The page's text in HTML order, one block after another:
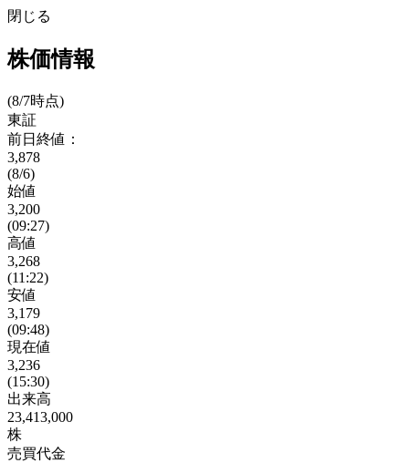
閉じる
株価情報
(8/7時点)
東証
前日終値：
3,878
(8/6)
始値
3,200
(09:27)
高値
3,268
(11:22)
安値
3,179
(09:48)
現在値
3,236
(15:30)
出来高
23,413,000
株
売買代金